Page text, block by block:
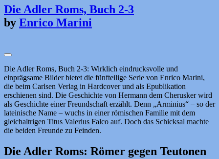
Die Adler Roms, Buch 2-3
by Enrico Marini
Die Adler Roms, Buch 2-3: Wirklich eindrucksvolle und
einprägsame Bilder bietet die fünfteilige Serie von Enrico Marini,
die beim Carlsen Verlag in Hardcover und als Epublikation
erschienen sind. Die Geschichte von Hermann dem Cherusker wird
als Geschichte einer Freundschaft erzählt. Denn „Arminius“ – so der
lateinische Name – wuchs in einer römischen Familie mit dem
gleichaltrigen Titus Valerius Falco auf. Doch das Schicksal machte
die beiden Freunde zu Feinden.
Die Adler Roms: Römer gegen Teutonen